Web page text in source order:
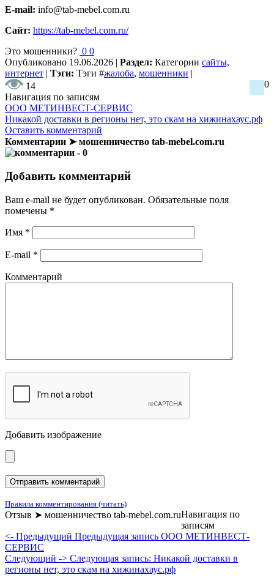
E-mail: info@tab-mebel.com.ru
Сайт: https://tab-mebel.com.ru/
Это мошенники? 0 0
Опубликовано 19.06.2026 | Раздел: Категории сайты,
интернет | Тэги: Тэги #жалоба, мошенники |
14
0
Навигация по записям
ООО МЕТИНВЕСТ-СЕРВИС
Никакой доставки в регионы нет, это скам на хижинахаус.рф
Оставить комментарий
Комментарии ➤ мошенничество tab-mebel.com.ru
- 0
Добавить комментарий
Ваш e-mail не будет опубликован. Обязательные поля
помечены *
Имя *
E-mail *
Комментарий
Добавить изображение
Правила комментирования (читать)
Отзыв ➤ мошенничество tab-mebel.com.ruНавигация по
записям
<- Предыдущий Предыдущая запись ООО МЕТИНВЕСТ-
СЕРВИС
Следующий -> Следующая запись: Никакой доставки в
регионы нет, это скам на хижинахаус.рф